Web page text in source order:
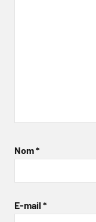
Nom*
E-mail *